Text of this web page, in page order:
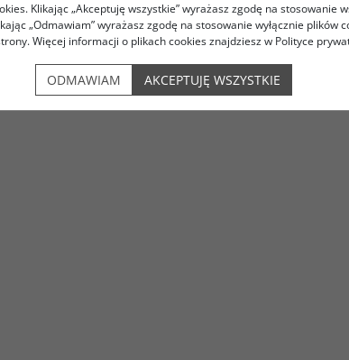
Klikając „Akceptuję wszystkie” wyrażasz zgodę na stosowanie
„Odmawiam” wyrażasz zgodę na stosowanie wyłącznie plików
Więcej informacji o plikach cookies znajdziesz w Polityce
ODMAWIAM AKCEPTUJĘ WSZYSTKIE